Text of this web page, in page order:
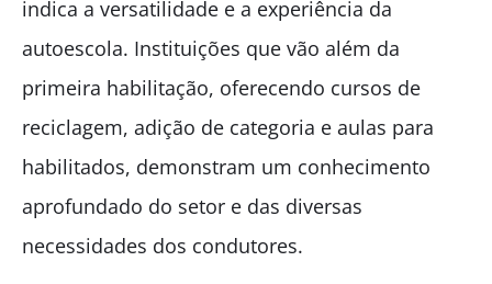
indica a versatilidade e a experiência da
autoescola. Instituições que vão além da
primeira habilitação, oferecendo cursos de
reciclagem, adição de categoria e aulas para
habilitados, demonstram um conhecimento
aprofundado do setor e das diversas
necessidades dos condutores.